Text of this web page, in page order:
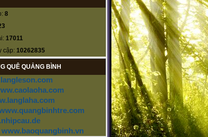
8
17011
cập: 10262835
QUÊ QUẢNG BÌNH
www.baoquangbinh.vn